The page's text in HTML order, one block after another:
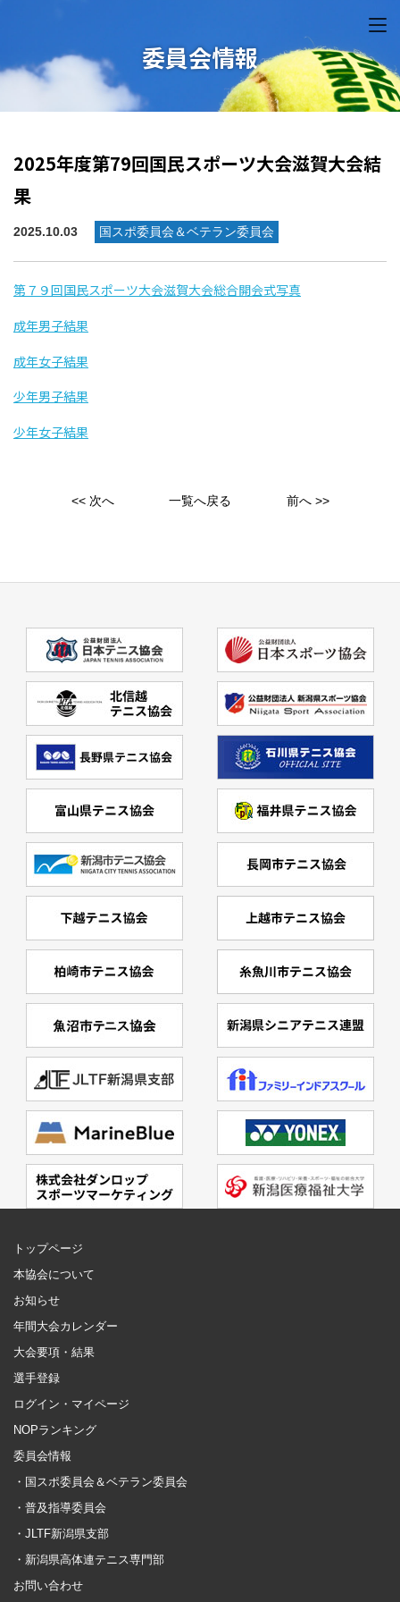
委員会情報
2025年度第79回国民スポーツ大会滋賀大会結
果
2025.10.03 国スポ委員会＆ベテラン委員会
第７９回国民スポーツ大会滋賀大会総合開会式写真
成年男子結果
成年女子結果
少年男子結果
少年女子結果
<< 次へ 一覧へ戻る 前へ >>
トップページ
本協会について
お知らせ
年間大会カレンダー
大会要項・結果
選手登録
ログイン・マイページ
NOPランキング
委員会情報
・国スポ委員会＆ベテラン委員会
・普及指導委員会
・JLTF新潟県支部
・新潟県高体連テニス専門部
お問い合わせ